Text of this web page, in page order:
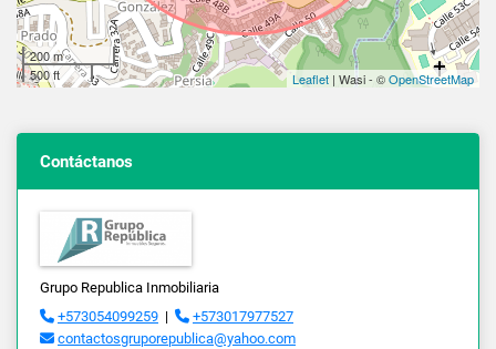
200 m
500 ft
Leaflet | Wasi - ©OpenStreetMap
Contáctanos
Grupo Republica Inmobiliaria
+573054099259 |
+573017977527
contactosgruporepublica@yahoo.com